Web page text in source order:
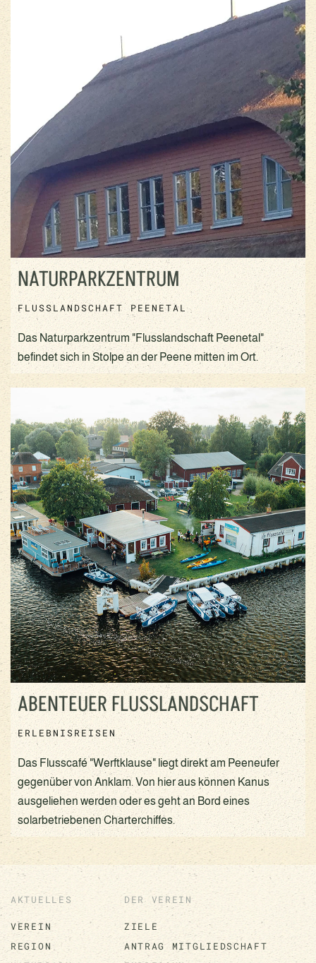
NATURPARKZENTRUM
FLUSSLANDSCHAFT PEENETAL
Das Naturparkzentrum "Flusslandschaft Peenetal"
befindet sich in Stolpe an der Peene mitten im Ort.
ABENTEUER FLUSSLANDSCHAFT
ERLEBNISREISEN
Das Flusscafé "Werftklause" liegt direkt am Peeneufer
gegenüber von Anklam. Von hier aus können Kanus
ausgeliehen werden oder es geht an Bord eines
solarbetriebenen Charterchiffes.
AKTUELLES
VEREIN
REGION
DER VEREIN
ZIELE
ANTRAG MITGLIEDSCHAFT